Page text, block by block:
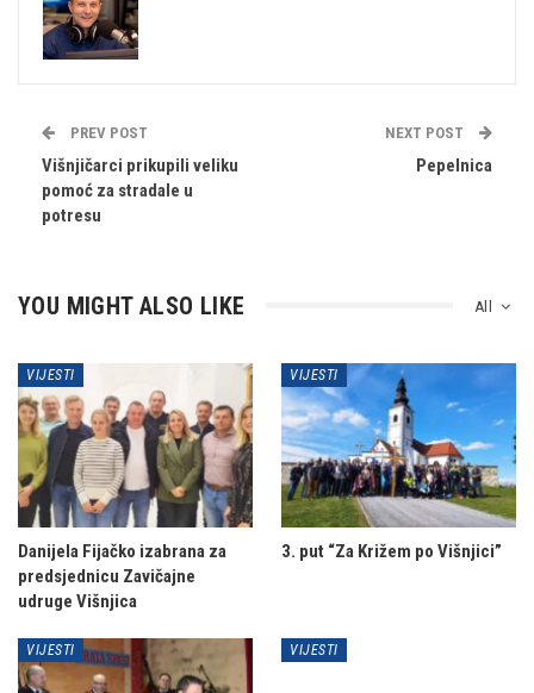
PREV POST
Višnjičarci prikupili veliku
pomoć za stradale u
potresu
NEXT POST
Pepelnica
All
YOU MIGHT ALSO LIKE
VIJESTI
Danijela Fijačko izabrana za
predsjednicu Zavičajne
udruge Višnjica
VIJESTI
3. put “Za Križem po Višnjici”
VIJESTI VIJESTI